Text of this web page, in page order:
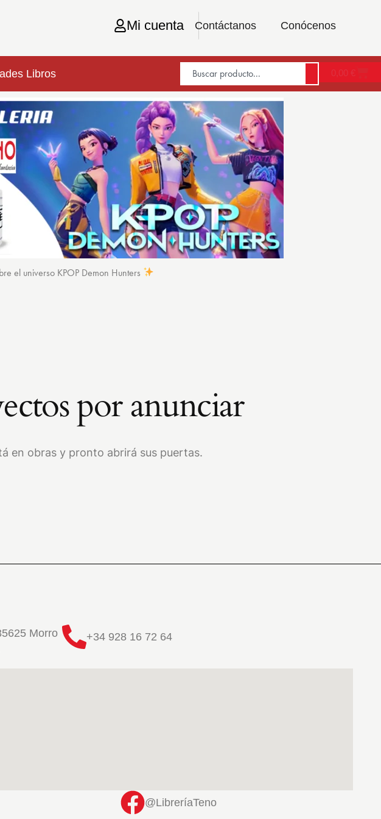
Contáctanos Conócenos
Mi cuenta
Libros 0,00 €
el universo KPOP Demon Hunters
por anunciar
en obras y pronto abrirá sus puertas.
Morro
+34 928 16 72 64
@LibreríaTeno